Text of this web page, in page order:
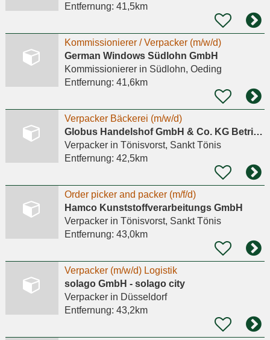
Entfernung: 41,5km
Kommissionierer / Verpacker (m/w/d)
German Windows Südlohn GmbH
Kommissioniererin Südlohn, Oeding
Entfernung: 41,6km
Verpacker Bäckerei (m/w/d)
Globus Handelshof GmbH & Co. KG Betriebsstätte Tönisvorst
Verpackerin Tönisvorst, Sankt Tönis
Entfernung: 42,5km
Order picker and packer (m/f/d)
Hamco Kunststoffverarbeitungs GmbH
Verpackerin Tönisvorst, Sankt Tönis
Entfernung: 43,0km
Verpacker (m/w/d) Logistik
solago GmbH - solago city
Verpackerin Düsseldorf
Entfernung: 43,2km